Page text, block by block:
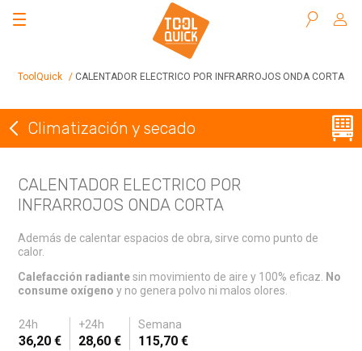
ToolQuick Herramientas en alquiler
Climatización y secado
CALENTADOR ELECTRICO POR INFRARROJOS ONDA CORTA
Volver a Climatización y secado
Climatización y secado
CALENTADOR ELECTRICO POR
INFRARROJOS ONDA CORTA
Además de calentar espacios de obra, sirve como punto de
calor.
Calefacción radiantesin movimiento de aire y 100% eficaz.
No
consume oxígeno y no genera polvo ni malos olores.
24h +24h Semana
36,20 € 28,60 € 115,70 €